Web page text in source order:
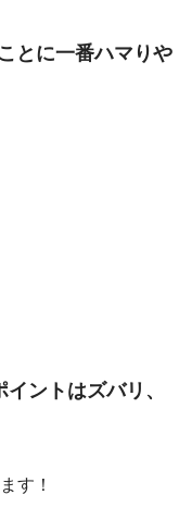
とに一番ハマりや
ントはズバリ、
す！